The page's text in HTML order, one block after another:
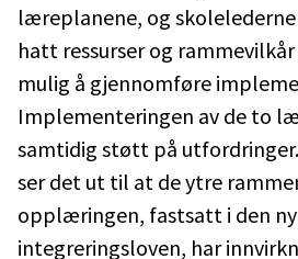
læreplanene, og
hatt ressurser og
mulig å gjennomføre
Implementeringen av de to
samtidig støtt på
ser det ut til at de ytre
opplæringen, fastsatt i den
integreringsloven, har